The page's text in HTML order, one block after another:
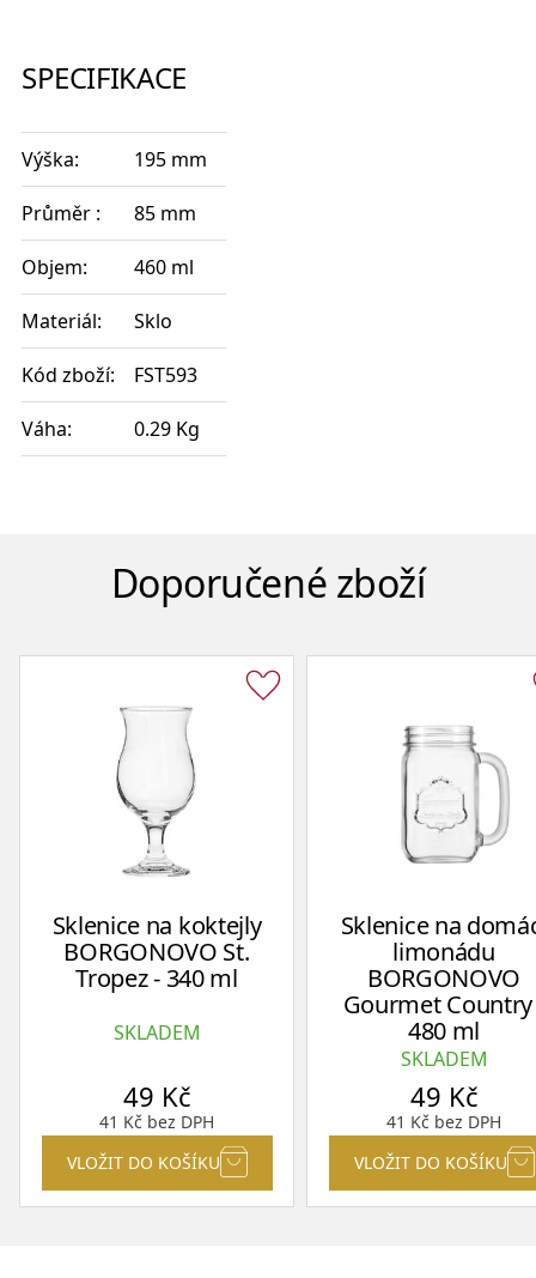
SPECIFIKACE
Výška: 195 mm
Průměr : 85 mm
Objem: 460 ml
Materiál: Sklo
Kód zboží: FST593
Váha: 0.29 Kg
Doporučené zboží
Sklenice na koktejly
BORGONOVO St.
Tropez - 340 ml
SKLADEM
49 Kč
41 Kč bez DPH
VLOŽIT DO KOŠÍKU
Sklenice na
limonádu
BORGONOVO
Gourmet Country
480 ml
SKLADEM
49 Kč
41 Kč bez DPH
VLOŽIT DO KOŠÍKU